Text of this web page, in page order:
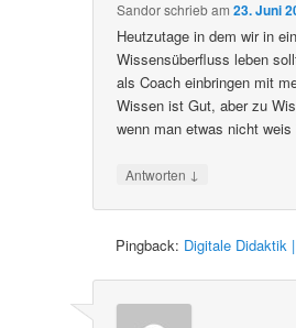
Sandorschriebam23. Juni
Heutzutage in dem wir in
Wissensüberfluss leben
als Coach einbringen mit
Wissen ist Gut, aber zu
wenn man etwas nicht
Antworten ↓
Pingback: Digitale Didaktik